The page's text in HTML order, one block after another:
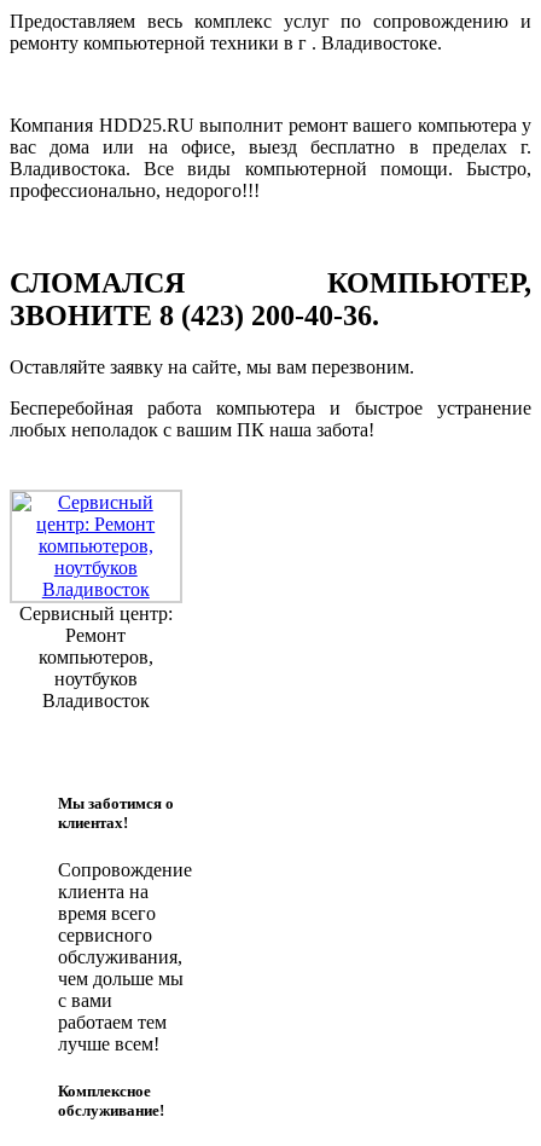
Предоставляем весь комплекс услуг по сопровождению и
ремонту компьютерной техники в г . Владивостоке.
Компания HDD25.RU выполнит ремонт вашего компьютера у
вас дома или на офисе, выезд бесплатно в пределах г.
Владивостока. Все виды компьютерной помощи. Быстро,
профессионально, недорого!!!
СЛОМАЛСЯ КОМПЬЮТЕР,
ЗВОНИТЕ 8 (423) 200-40-36.
Оставляйте заявку на сайте, мы вам перезвоним.
Бесперебойная работа компьютера и быстрое устранение
любых неполадок с вашим ПК наша забота!
Сервисный центр:
Ремонт
компьютеров,
ноутбуков
Владивосток
Мы заботимся о
клиентах!
Сопровождение
клиента на
время всего
сервисного
обслуживания,
чем дольше мы
с вами
работаем тем
лучше всем!
Комплексное
обслуживание!